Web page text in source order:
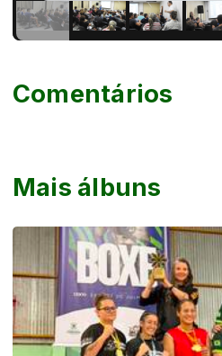
Mais álbuns
Comentários